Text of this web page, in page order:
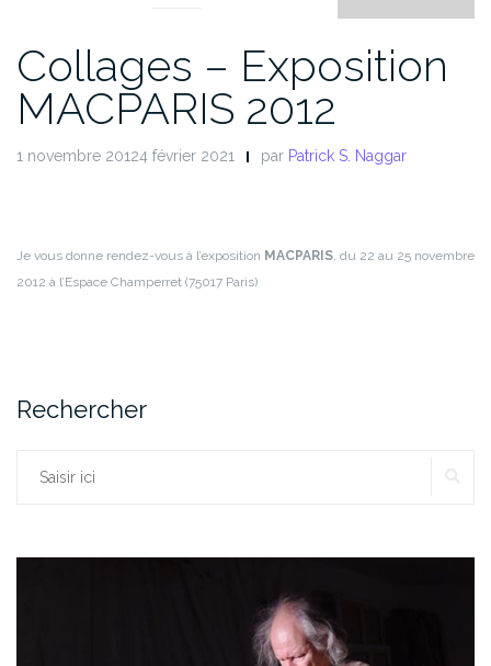
Collages – Exposition
MACPARIS 2012
1 novembre 20124 février 2021 par Patrick S. Naggar
Je vous donne rendez-vous à l’exposition MACPARIS, du 22 au 25 novembre
2012 à l’Espace Champerret (75017 Paris)
Rechercher
Rechercher :